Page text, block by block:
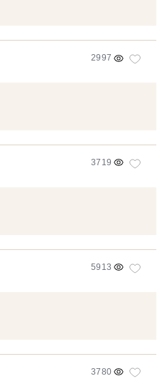
2997
3719
5913
3780